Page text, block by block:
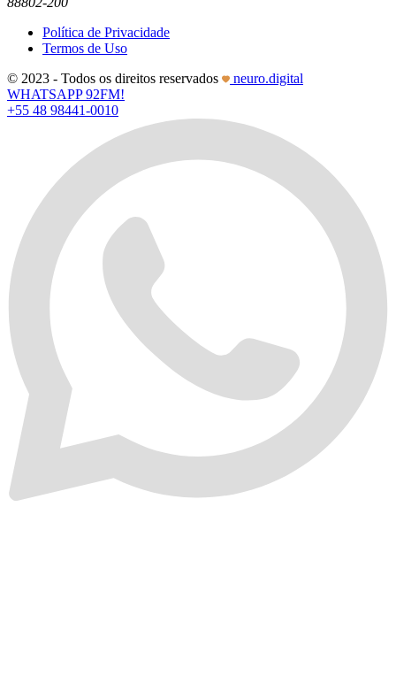
Política de Privacidade
Termos de Uso
© 2023 - Todos os direitos reservados
neuro.digital
WHATSAPP 92FM!
+55 48 98441-0010